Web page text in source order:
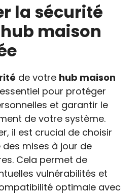
la sécurité
maison
de votre hub maison
pour protéger
et garantir le
de votre système.
il est crucial de choisir
mises à jour de
Cela permet de
vulnérabilités et
optimale avec